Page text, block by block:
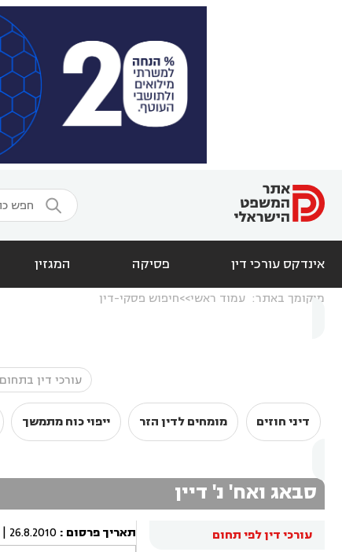

אינדקס עורכי דין פסיקה המגזין
מיקומך באתר: עמוד ראשי חיפוש פסקי-דין
דיני חוזים מומחים לדין הזר ייפוי כוח מתמשך
סבאג ואח' נ' דיין
עורכי דין לפי תחום
תאריך פרסום :
26.8.2010
|